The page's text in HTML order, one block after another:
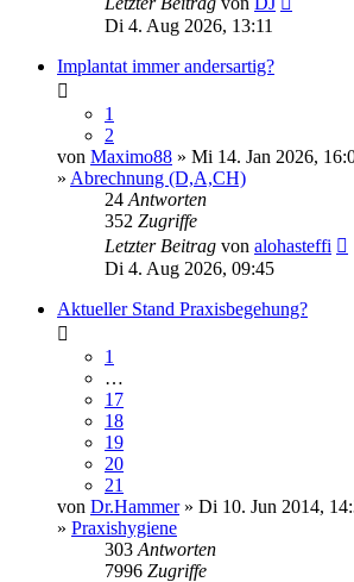
Di 4. Aug 2026, 13:11
Implantat immer andersartig?
1
2
von Maximo88 » Mi 14. Jan 2026,
» Abrechnung (D,A,CH)
24 Antworten
352 Zugriffe
Letzter Beitrag von alohasteffi
Di 4. Aug 2026, 09:45
Aktueller Stand Praxisbegehung?
1
…
17
18
19
20
21
von Dr.Hammer» Di 10. Jun 2014,
» Praxishygiene
303 Antworten
7996 Zugriffe